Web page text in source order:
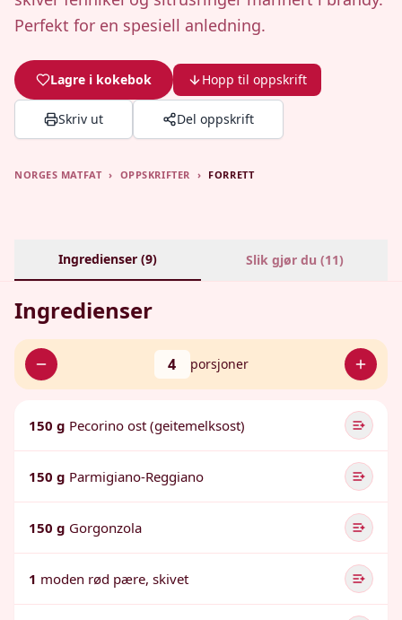
Perfekt for en spesiell anledning.
Lagre i kokebok Hopp til oppskrift
Skriv ut Del oppskrift
NORGES MATFAT › OPPSKRIFTER › FORRETT
Ingredienser (9) Slik gjør du (11)
Ingredienser
4 porsjoner
150 g Pecorino ost (geitemelksost)
150 g Parmigiano-Reggiano
150 g Gorgonzola
1 moden rød pære, skivet